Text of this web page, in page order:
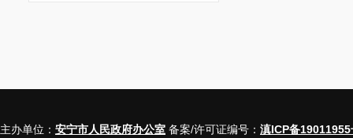
主办单位： 安宁市人民政府办公室 备案/许可证编号： 滇ICP备